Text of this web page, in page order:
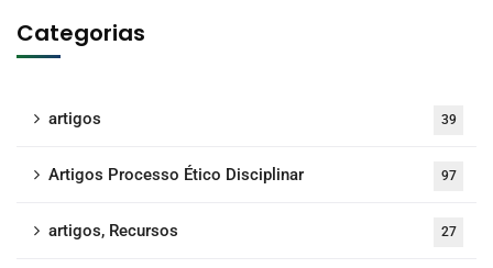
Categorias
artigos 39
Artigos Processo Ético Disciplinar 97
artigos, Recursos 27